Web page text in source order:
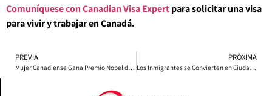
Comuníquese con Canadian Visa Expertpara solicitar una visa
para vivir y trabajar en Canadá.
PREVIA
Mujer Canadiense Gana Premio Nobel de Investigación en Física Láser
PRÓXIMA
Los Inmigrantes se Convierten en Ciudadanos Canadienses Durante la Semana de la Ciudadanía